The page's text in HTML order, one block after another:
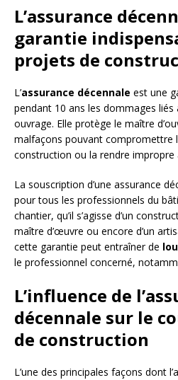
L’assurance
garantie
projets de
L’assurance décennale est une
pendant 10 ans les dommages liés
ouvrage. Elle protège le maître
malfaçons pouvant compromettre
construction ou la rendre impropre
La souscription d’une assurance
pour tous les professionnels du
chantier, qu’il s’agisse d’un
maître d’œuvre ou encore d’un
cette garantie peut entraîner de
le professionnel concerné,
L’influence de
décennale sur le
de construction
L’une des principales façons dont